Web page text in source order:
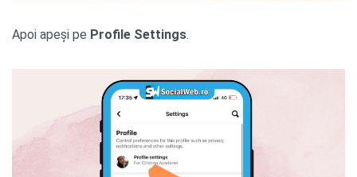
Apoi apeși pe Profile Settings.